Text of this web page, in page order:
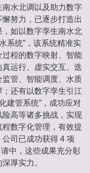
水北调以及助力数字
努力，已逐步打造出
如以数字孪生南水北
系统”，该系统精准实
程的数字映射、智能
运行、虚实交互、迭
管、智能调度、水质
还有以数字孪生引江
建管系统”，成功应对
高等诸多挑战，实现
数字化管理，有效提
司已成功获得 4 项
中，这些成果充分彰
厚实力。